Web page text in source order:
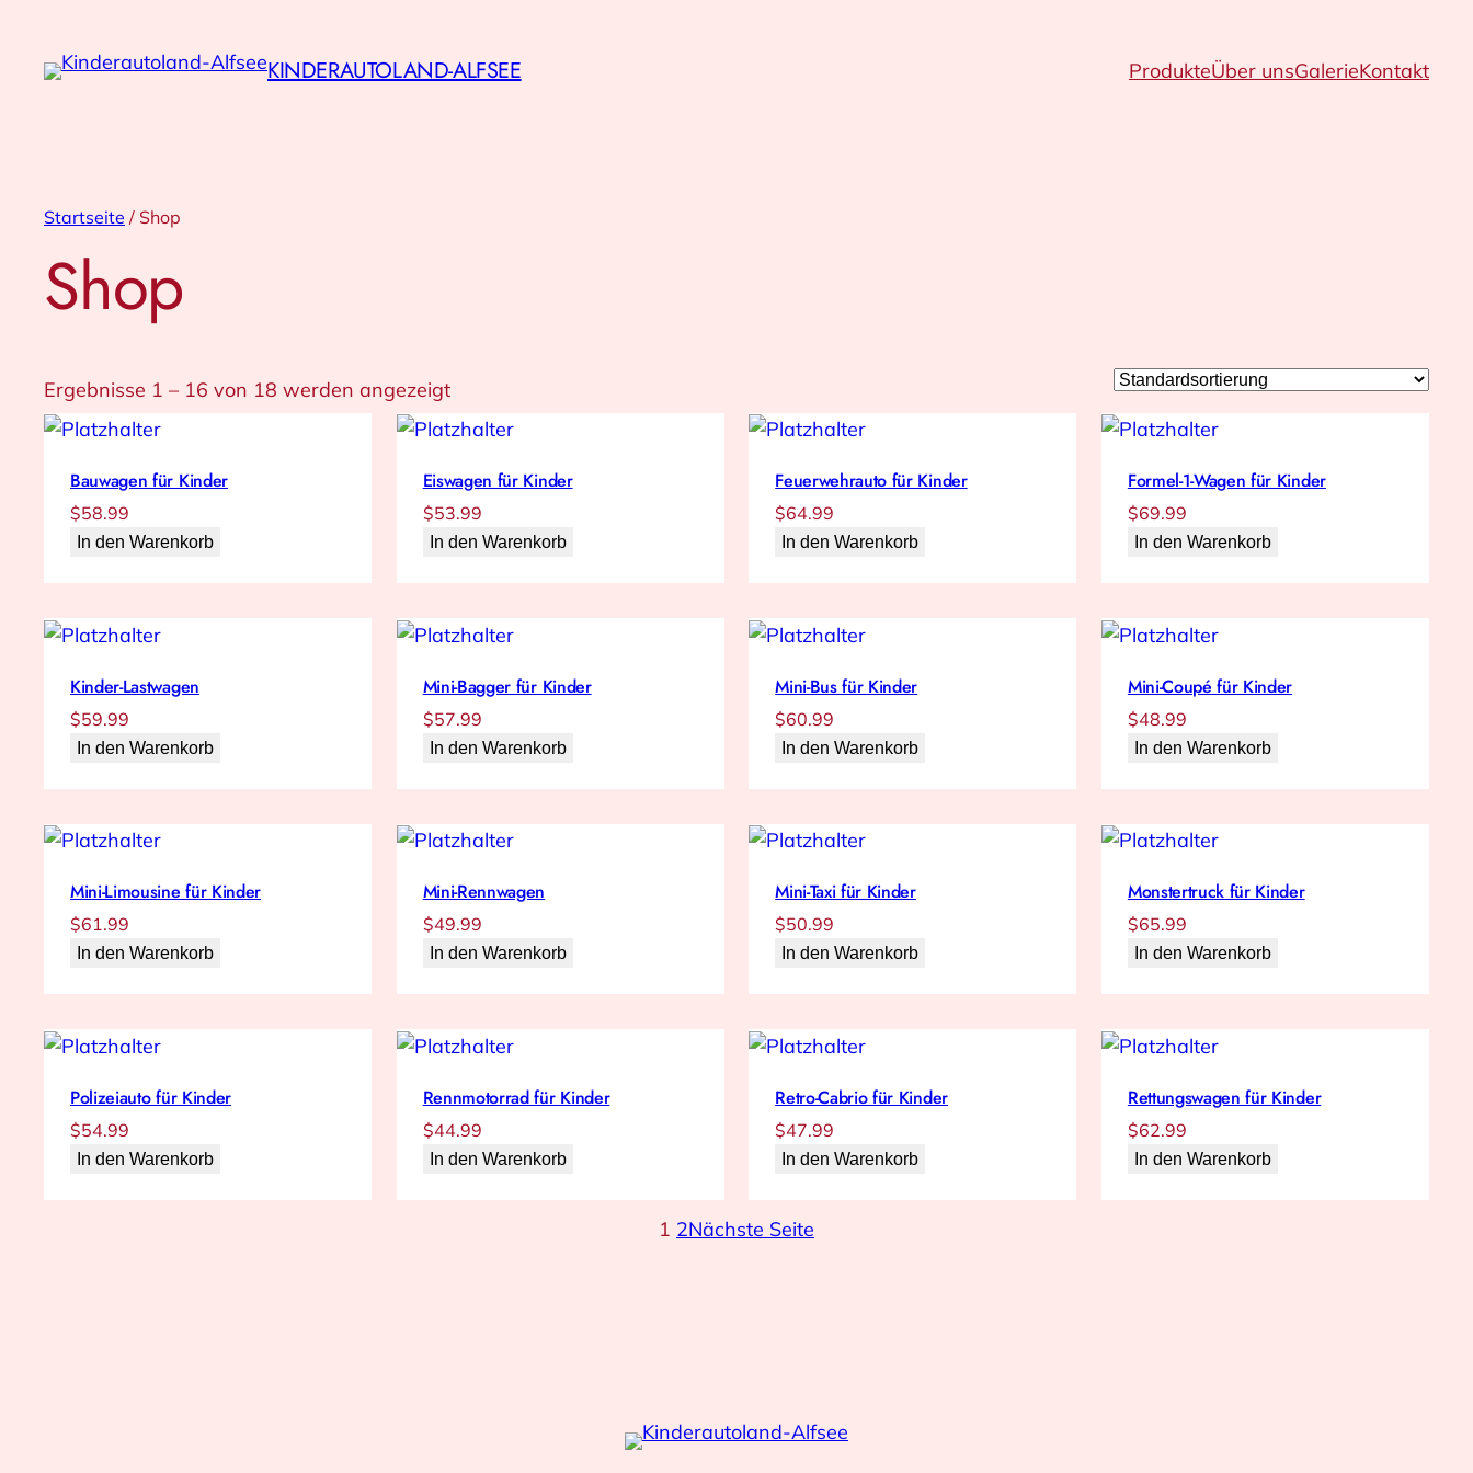
KINDERAUTOLAND-ALFSEE ProdukteÜber unsGalerieKontakt
Startseite / Shop
Shop
Ergebnisse 1 – 16 von 18 werden angezeigt
Bauwagen für Kinder
$58.99
In den Warenkorb
Eiswagen für Kinder
$53.99
In den Warenkorb
Feuerwehrauto für Kinder
$64.99
In den Warenkorb
Formel-1-Wagen für Kinder
$69.99
In den Warenkorb
Kinder-Lastwagen
$59.99
In den Warenkorb
Mini-Bagger für Kinder
$57.99
In den Warenkorb
Mini-Bus für Kinder
$60.99
In den Warenkorb
Mini-Coupé für Kinder
$48.99
In den Warenkorb
Mini-Limousine für Kinder
$61.99
In den Warenkorb
Mini-Rennwagen
$49.99
In den Warenkorb
Mini-Taxi für Kinder
$50.99
In den Warenkorb
Monstertruck für Kinder
$65.99
In den Warenkorb
Polizeiauto für Kinder
$54.99
In den Warenkorb
Rennmotorrad für Kinder
$44.99
In den Warenkorb
Retro-Cabrio für Kinder
$47.99
In den Warenkorb
Rettungswagen für Kinder
$62.99
In den Warenkorb
1 2Nächste Seite